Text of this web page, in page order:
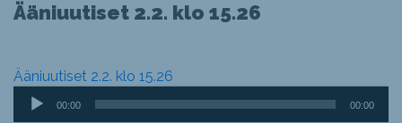
Ääniuutiset 2.2. klo 15.26
Ääniuutiset 2.2. klo 15.26
Äänitoistin
00:00 00:00